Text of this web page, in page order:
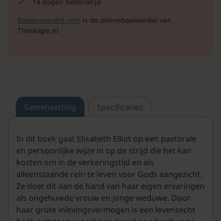
14 dagen bedenktijd
Boekenwereld.com is de onlineboekwinkel van
Theologie.nl
Samenvatting Specificaties
In dit boek gaat Elisabeth Elliot op een pastorale
en persoonlijke wijze in op de strijd die het kan
kosten om in de verkeringstijd en als
alleenstaande rein te leven voor Gods aangezicht.
Ze doet dit aan de hand van haar eigen ervaringen
als ongehuwde vrouw en jonge weduwe. Door
haar grote inlevingsvermogen is een levensecht